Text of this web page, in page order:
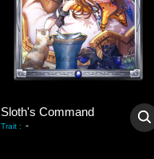
Sloth's Command
Trait : -